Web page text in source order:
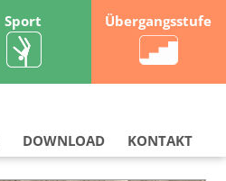
Sport Übergangsstufe
KONTAKT
DOWNLOAD